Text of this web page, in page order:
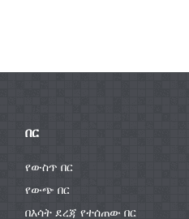
በር
የውስጥ በር
የውጭ በር
በእሳት ደረጃ የተሰጠው በር